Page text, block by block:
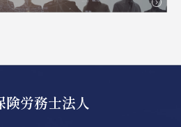
険労務士法人